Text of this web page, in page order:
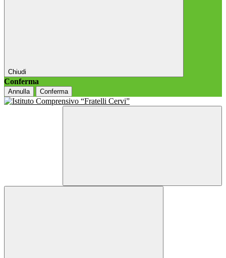
Chiudi
Conferma
Annulla Conferma